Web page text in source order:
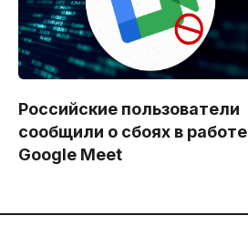
Российские пользователи
сообщили о сбоях в работе
Google Meet